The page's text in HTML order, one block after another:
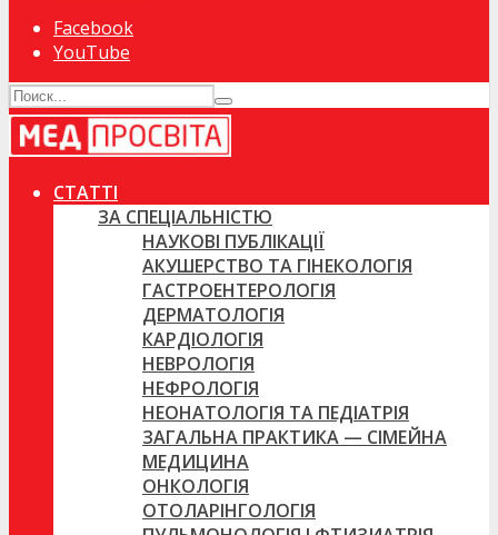
Facebook
YouTube
СТАТТІ
ЗА СПЕЦІАЛЬНІСТЮ
НАУКОВІ ПУБЛІКАЦІЇ
АКУШЕРСТВО ТА ГІНЕКОЛОГІЯ
ГАСТРОЕНТЕРОЛОГІЯ
ДЕРМАТОЛОГІЯ
КАРДІОЛОГІЯ
НЕВРОЛОГІЯ
НЕФРОЛОГІЯ
НЕОНАТОЛОГІЯ ТА ПЕДІАТРІЯ
ЗАГАЛЬНА ПРАКТИКА — СІМЕЙНА
МЕДИЦИНА
ОНКОЛОГІЯ
ОТОЛАРІНГОЛОГІЯ